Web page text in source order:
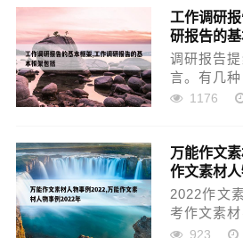
劳动评语
使孩子感受
人...
工作调研
研报告的
调研报告
言。有几
调查的起因
况，从中
论来。调研
统式提...
1176
万能作文
作文素材
2022作文
考作文素
影片《阿甘
923